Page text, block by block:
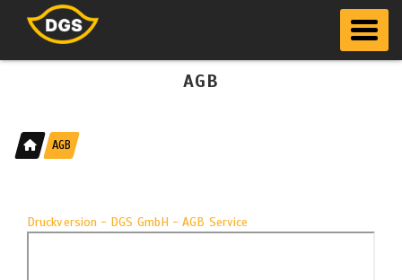
AGB
AGB
Druckversion - DGS GmbH - AGB Service